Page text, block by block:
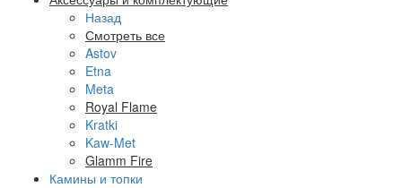
Назад
Смотреть все
Astov
Etna
Meta
Royal Flame
Kratki
Kaw-Met
Glamm Fire
Камины и топки